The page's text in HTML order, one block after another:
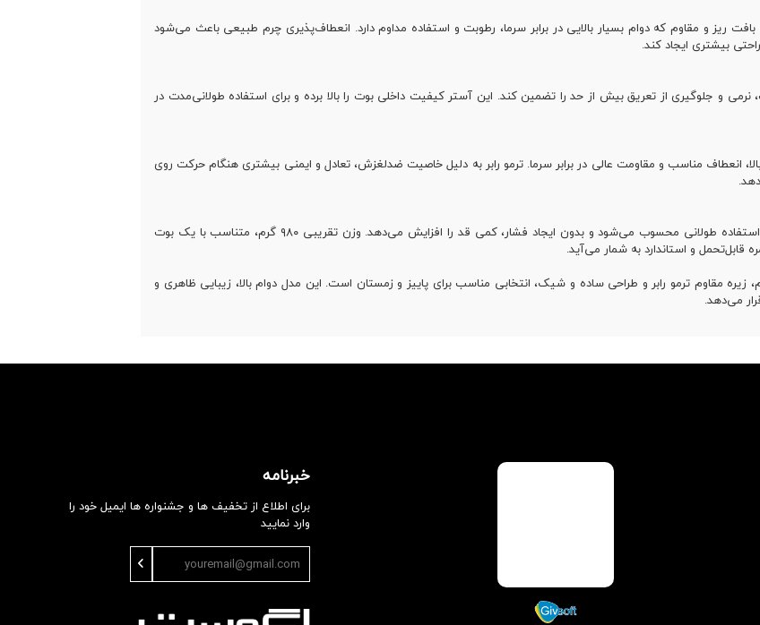
ریز و مقاوم که دوام بسیار بالایی در برابر سرما، رطوبت و استفاده مداوم دارد. انعطاف‌پذیری چرم طبیعی باعث می‌شود
بیشتری ایجاد کند.
و جلوگیری از تعریق بیش از حد را تضمین کند. این آستر کیفیت داخلی بوت را بالا برده و برای استفاده طولانی‌مدت در
انعطاف مناسب و مقاومت عالی در برابر سرما. ترمو رابر به دلیل خاصیت ضدلغزش، تعادل و ایمنی بیشتری هنگام حرکت روی
پاشنه ۳.۵ سانتی‌متری بوت، ارتفاعی استاندارد و راحت برای استفاده طولانی محسوب می‌شود و بدون ایجاد فشار، کمی قد را افزایش می‌دهد. وزن تقریبی ۹۸۰ گرم، متناسب با یک بوت
قابل‌تحمل و استاندارد به شمار می‌آید.
با رویه و آستر تمام‌چرم، زیره مقاوم ترمو رابر و طراحی ساده و شیک، انتخابی مناسب برای پاییز و زمستان است. این مدل دوام بالا، زیبایی ظاهری و
می‌دهد.
خبرنامه
برای اطلاع از تخفیف ها و جشنواره ها ایمیل خود را
وارد نمایید